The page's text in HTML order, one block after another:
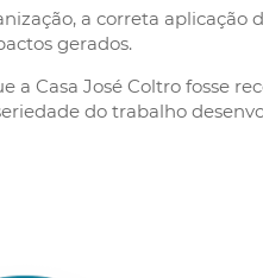
a correta aplicação
gerados.
Casa José Coltro fosse
do trabalho